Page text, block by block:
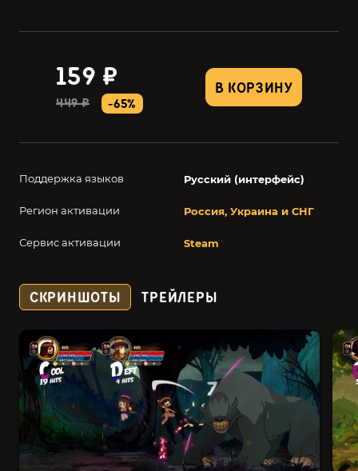
В КОРЗИНУ
159 ₽
449 ₽ -65%
Поддержка языков Русский (интерфейс)
Регион активации Россия, Украина и СНГ
Сервис активации Steam
СКРИНШОТЫ ТРЕЙЛЕРЫ